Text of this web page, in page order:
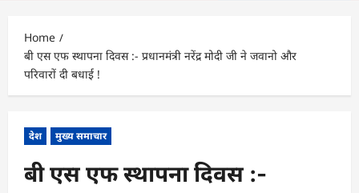
Home
बी एस एफ स्थापना दिवस :- प्रधानमंत्री नरेंद्र मोदी जी ने जवानो और
परिवारों दी बधाई !
देश मुख्य समाचार
बी एस एफ स्थापना दिवस :-